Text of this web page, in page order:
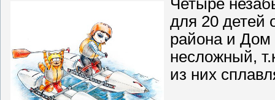
Четыре
для 20 детей
района и
несложный,
из них